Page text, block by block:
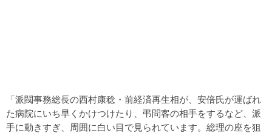
「派閥事務総長の西村康稔・前経済再生相が、安倍氏が運ばれ
た病院にいち早くかけつけたり、弔問客の相手をするなど、派
手に動きすぎ、周囲に白い目で見られています。総理の座を狙